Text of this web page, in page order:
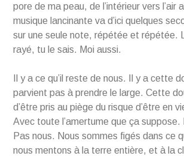
pore de ma peau, de l’intérieur vers l’air
musique lancinante va d’ici quelques
sur une seule note, répétée et répétée.
rayé, tu le sais. Moi aussi.
Il y a ce qu’il reste de nous. Il y a cette
parvient pas à prendre le large. Cette
d’être pris au piège du risque d’être en
Avec toute l’amertume que ça suppose.
Pas nous. Nous sommes figés dans ce
nous mentons à la terre entière, et à la